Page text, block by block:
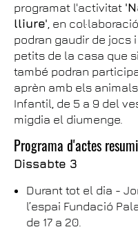
programat l'activitat
lliure', en
podran gaudir de jocs
petits de la casa que
també podran
aprèn amb els
Infantil, de 5 a 9 del
migdia el diumenge.
Programa d'actes
Dissabte 3
Durant tot el dia -
l’espai Fundació
de 17 a 20.